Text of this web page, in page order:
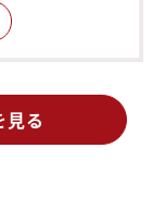
見る